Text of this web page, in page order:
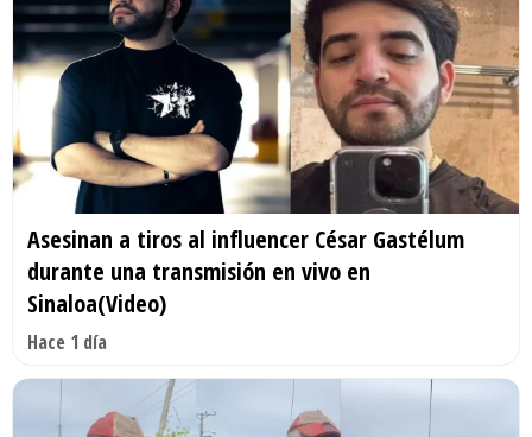
Asesinan a tiros al influencer César Gastélum
durante una transmisión en vivo en
Sinaloa(Video)
Hace 1 día